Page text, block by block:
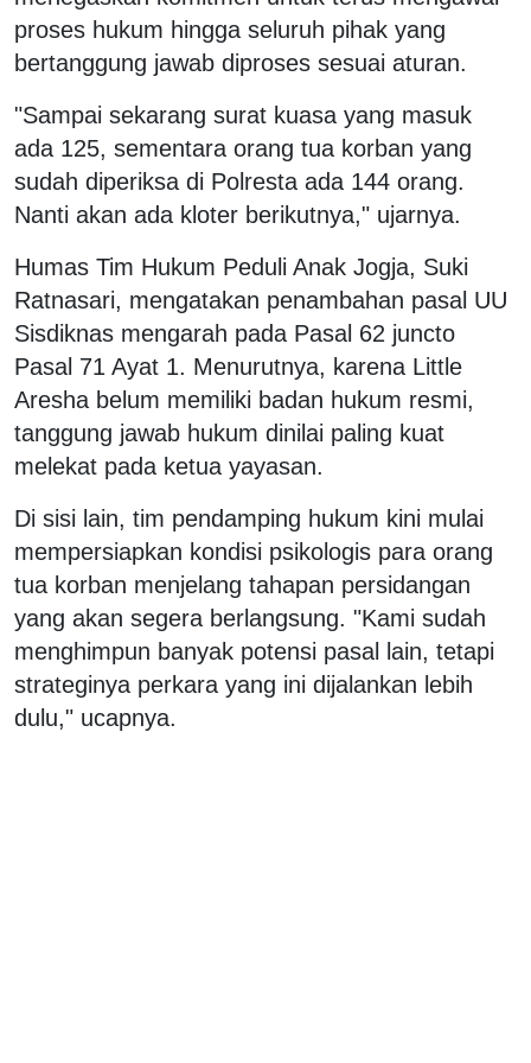
proses hukum hingga seluruh pihak yang
bertanggung jawab diproses sesuai aturan.
"Sampai sekarang surat kuasa yang masuk
ada 125, sementara orang tua korban yang
sudah diperiksa di Polresta ada 144 orang.
Nanti akan ada kloter berikutnya," ujarnya.
Humas Tim Hukum Peduli Anak Jogja, Suki
Ratnasari, mengatakan penambahan pasal UU
Sisdiknas mengarah pada Pasal 62 juncto
Pasal 71 Ayat 1. Menurutnya, karena Little
Aresha belum memiliki badan hukum resmi,
tanggung jawab hukum dinilai paling kuat
melekat pada ketua yayasan.
Di sisi lain, tim pendamping hukum kini mulai
mempersiapkan kondisi psikologis para orang
tua korban menjelang tahapan persidangan
yang akan segera berlangsung. "Kami sudah
menghimpun banyak potensi pasal lain, tetapi
strateginya perkara yang ini dijalankan lebih
dulu," ucapnya.